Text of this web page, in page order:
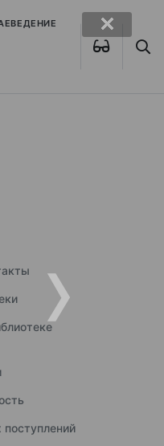
поступлений